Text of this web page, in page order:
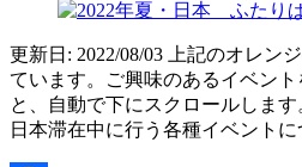
更新日: 2022/08/03 上記のオレン
ています。ご興味のあるイベン
と、自動で下にスクロールします
日本滞在中に行う各種イベント